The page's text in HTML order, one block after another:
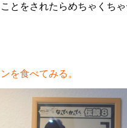
とをされたらめちゃくち
を食べてみる。